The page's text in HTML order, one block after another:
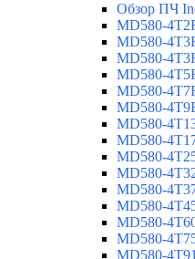
Обзор ПЧ
MD580-
MD580-
MD580-
MD580-
MD580-
MD580-
MD580-
MD580-
MD580-
MD580-
MD580-
MD580-
MD580-
MD580-
MD580-